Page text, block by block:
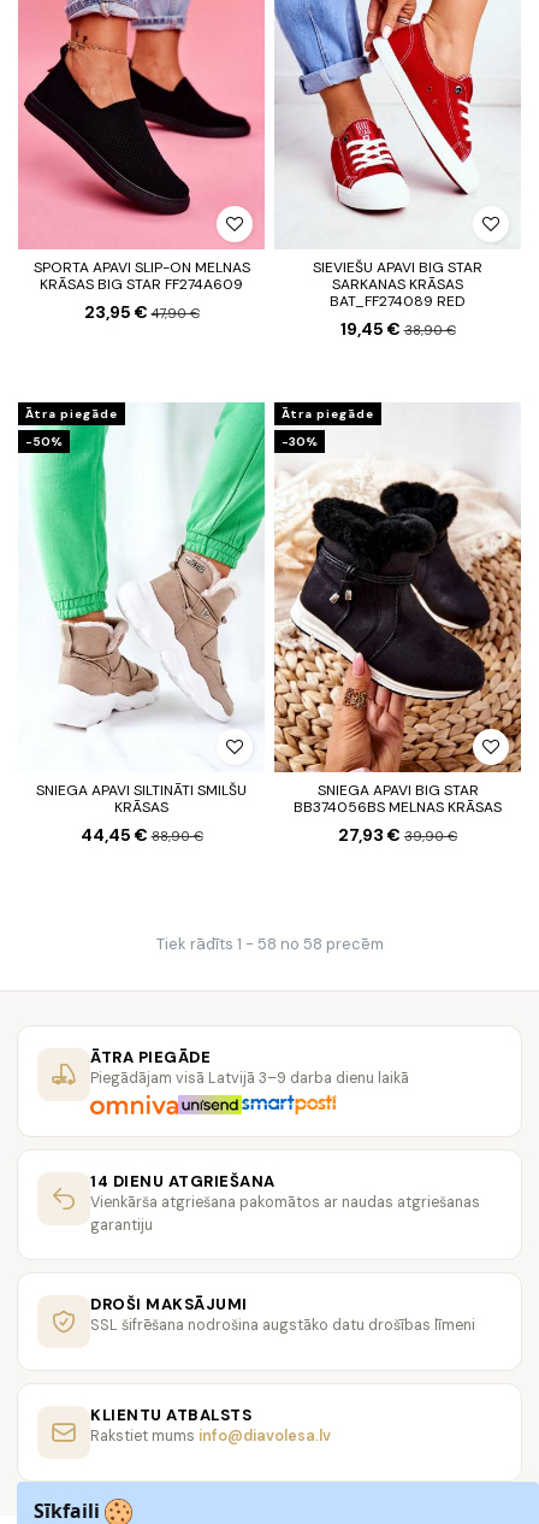
SPORTA APAVI SLIP-ON MELNAS
KRĀSAS BIG STAR FF274A609
23,95 €47,90 €
SIEVIEŠU APAVI BIG STAR
SARKANAS KRĀSAS
BAT_FF274089 RED
19,45 €38,90 €
Ātra piegāde
-50%
SNIEGA APAVI SILTINĀTI SMILŠU
KRĀSAS
44,45 €88,90 €
Ātra piegāde
-30%
SNIEGA APAVI BIG STAR
BB374056BS MELNAS KRĀSAS
27,93 € 39,90 €
Tiek rādīts 1 - 58 no 58 precēm
ĀTRA PIEGĀDE
Piegādājam visā Latvijā 3–9 darba dienu laikā
14 DIENU ATGRIEŠANA
Vienkārša atgriešana pakomātos ar naudas atgriešanas
garantiju
DROŠI MAKSĀJUMI
SSL šifrēšana nodrošina augstāko datu drošības līmeni
KLIENTU ATBALSTS
Rakstiet mums info@diavolesa.lv
Sīkfaili